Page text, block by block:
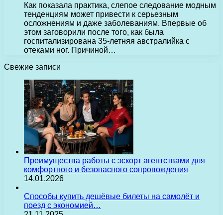
Как показала практика, слепое следование модным
тенденциям может привести к серьезным
осложнениям и даже заболеваниям. Впервые об
этом заговорили после того, как была
госпитализирована 35-летняя австралийка с
отеками ног. Причиной…
Свежие записи
Преимущества работы с эскорт агентствами для
комфортного и безопасного сопровождения
14.01.2026
Способы купить дешёвые билеты на самолёт и
поезд с экономией…